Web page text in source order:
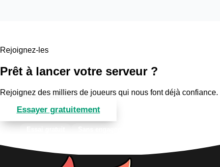
Rejoignez-les
Prêt à lancer votre serveur ?
Rejoignez des milliers de joueurs qui nous font déjà confiance.
Essayer gratuitement